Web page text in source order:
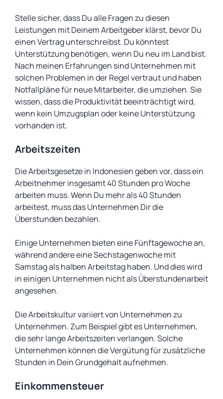
Stelle sicher, dass Du alle Fragen zu diesen
Leistungen mit Deinem Arbeitgeber klärst, bevor Du
einen Vertrag unterschreibst. Du könntest
Unterstützung benötigen, wenn Du neu im Land bist.
Nach meinen Erfahrungen sind Unternehmen mit
solchen Problemen in der Regel vertraut und haben
Notfallpläne für neue Mitarbeiter, die umziehen. Sie
wissen, dass die Produktivität beeinträchtigt wird,
wenn kein Umzugsplan oder keine Unterstützung
vorhanden ist.
Arbeitszeiten
Die Arbeitsgesetze in Indonesien geben vor, dass ein
Arbeitnehmer insgesamt 40 Stunden pro Woche
arbeiten muss. Wenn Du mehr als 40 Stunden
arbeitest, muss das Unternehmen Dir die
Überstunden bezahlen.
Einige Unternehmen bieten eine Fünftagewoche an,
während andere eine Sechstagenwoche mit
Samstag als halben Arbeitstag haben. Und dies wird
in einigen Unternehmen nicht als Überstundenarbeit
angesehen.
Die Arbeitskultur variiert von Unternehmen zu
Unternehmen. Zum Beispiel gibt es Unternehmen,
die sehr lange Arbeitszeiten verlangen. Solche
Unternehmen können die Vergütung für zusätzliche
Stunden in Dein Grundgehalt aufnehmen.
Einkommensteuer